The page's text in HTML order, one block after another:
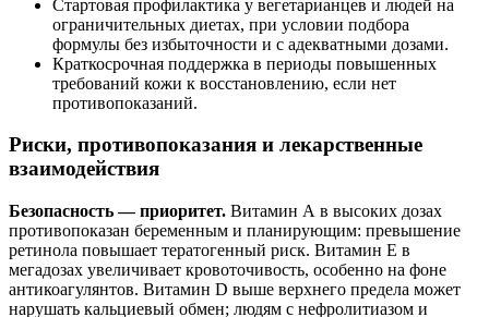
Стартовая профилактика у вегетарианцев и людей на
ограничительных диетах, при условии подбора
формулы без избыточности и с адекватными дозами.
Краткосрочная поддержка в периоды повышенных
требований кожи к восстановлению, если нет
противопоказаний.
Риски, противопоказания и лекарственные
взаимодействия
Безопасность — приоритет. Витамин А в высоких дозах
противопоказан беременным и планирующим: превышение
ретинола повышает тератогенный риск. Витамин Е в
мегадозах увеличивает кровоточивость, особенно на фоне
антикоагулянтов. Витамин D выше верхнего предела может
нарушать кальциевый обмен; людям с нефролитиазом и